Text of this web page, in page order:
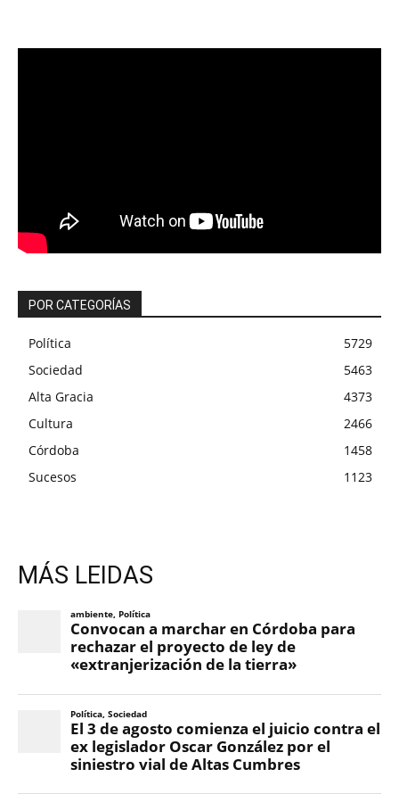
POR CATEGORÍAS
Política
5729
Sociedad
5463
Alta Gracia
4373
Cultura
2466
Córdoba
1458
Sucesos
1123
MÁS LEIDAS